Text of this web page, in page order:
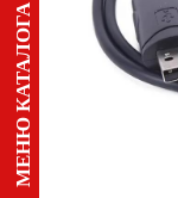
МЕНЮ КАТАЛОГА